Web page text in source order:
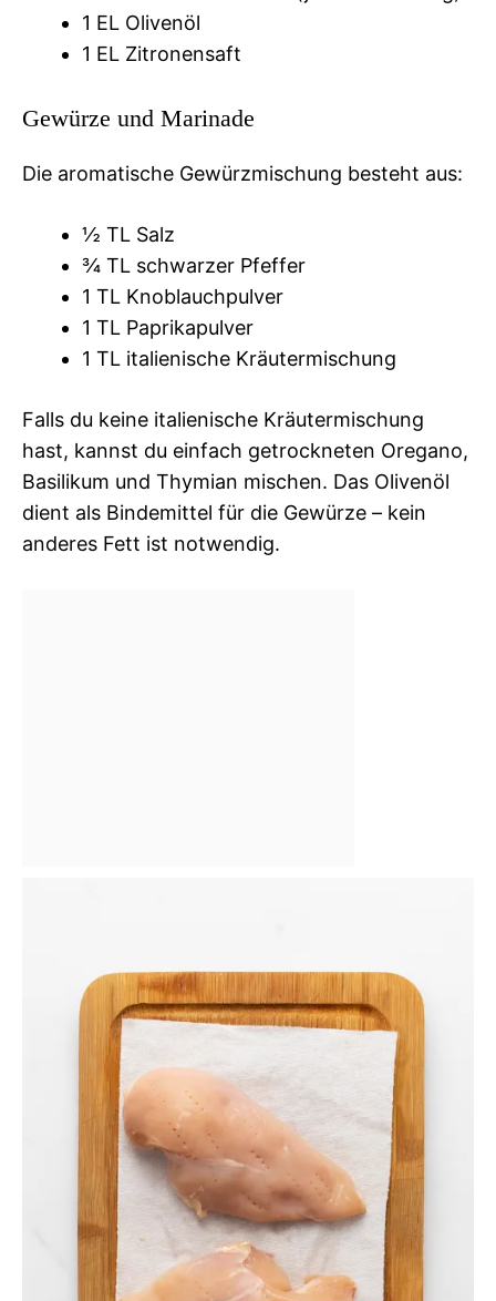
1 EL Olivenöl
1 EL Zitronensaft
Gewürze und Marinade
Die aromatische Gewürzmischung besteht aus:
½ TL Salz
¾ TL schwarzer Pfeffer
1 TL Knoblauchpulver
1 TL Paprikapulver
1 TL italienische Kräutermischung
Falls du keine italienische Kräutermischung
hast, kannst du einfach getrockneten Oregano,
Basilikum und Thymian mischen. Das Olivenöl
dient als Bindemittel für die Gewürze – kein
anderes Fett ist notwendig.